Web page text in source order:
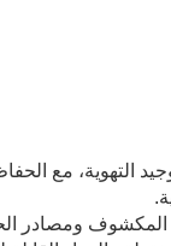
التهوية، مع
ومصادر